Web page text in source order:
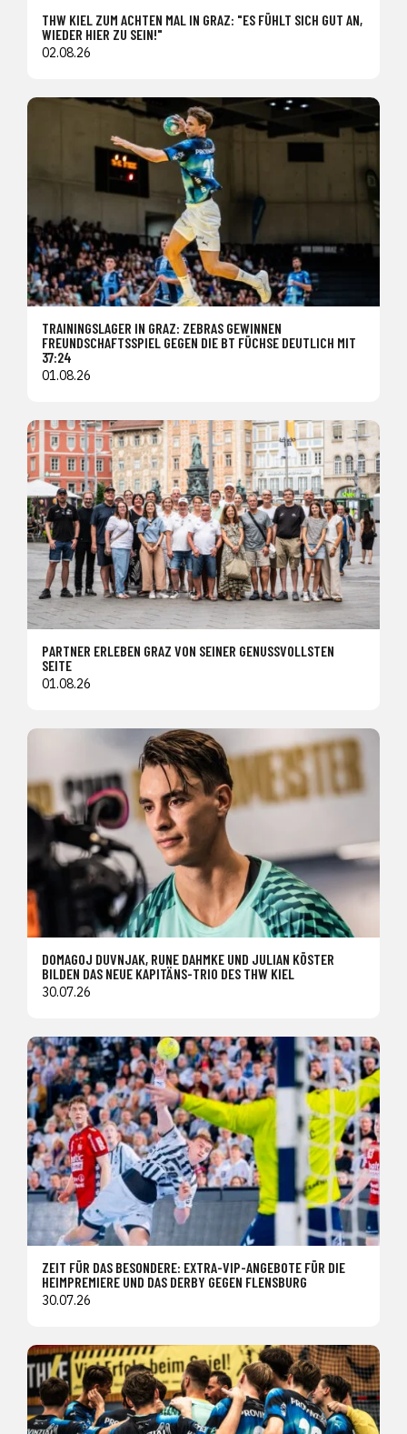
THW KIEL ZUM ACHTEN MAL IN GRAZ: "ES FÜHLT SICH GUT AN,
WIEDER HIER ZU SEIN!"
02.08.26
TRAININGSLAGER IN GRAZ: ZEBRAS GEWINNEN
FREUNDSCHAFTSSPIEL GEGEN DIE BT FÜCHSE DEUTLICH MIT
37:24
01.08.26
PARTNER ERLEBEN GRAZ VON SEINER GENUSSVOLLSTEN
SEITE
01.08.26
DOMAGOJ DUVNJAK, RUNE DAHMKE UND JULIAN KÖSTER
BILDEN DAS NEUE KAPITÄNS-TRIO DES THW KIEL
30.07.26
ZEIT FÜR DAS BESONDERE: EXTRA-VIP-ANGEBOTE FÜR DIE
HEIMPREMIERE UND DAS DERBY GEGEN FLENSBURG
30.07.26